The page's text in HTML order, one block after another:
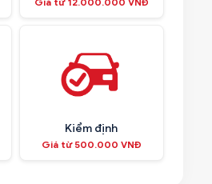
Kiểm định
Giá từ 500.000 VNĐ